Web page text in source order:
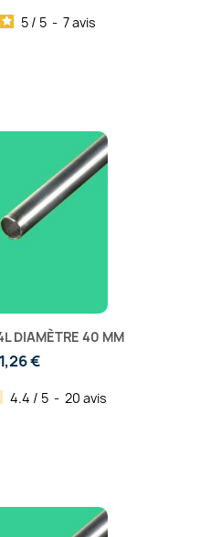
5 / 5 - 7avis
DIAMÈTRE 40 MM
€
4.4 / 5 - 20 avis